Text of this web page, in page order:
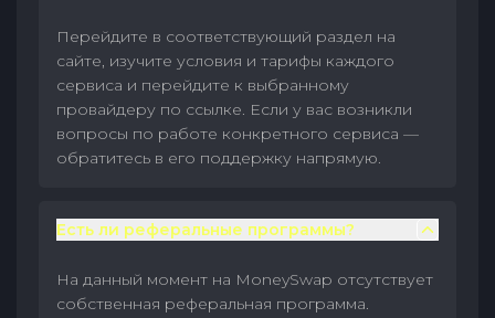
Перейдите в соответствующий раздел на
сайте, изучите условия и тарифы каждого
сервиса и перейдите к выбранному
провайдеру по ссылке. Если у вас возникли
вопросы по работе конкретного сервиса —
обратитесь в его поддержку напрямую.
Есть ли реферальные программы?
На данный момент на MoneySwap отсутствует
собственная реферальная программа.